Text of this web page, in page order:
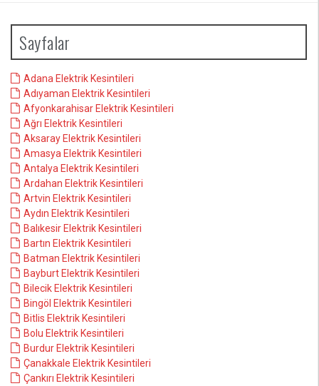
Sayfalar
Adana Elektrik Kesintileri
Adıyaman Elektrik Kesintileri
Afyonkarahisar Elektrik Kesintileri
Ağrı Elektrik Kesintileri
Aksaray Elektrik Kesintileri
Amasya Elektrik Kesintileri
Antalya Elektrik Kesintileri
Ardahan Elektrik Kesintileri
Artvin Elektrik Kesintileri
Aydın Elektrik Kesintileri
Balıkesir Elektrik Kesintileri
Bartın Elektrik Kesintileri
Batman Elektrik Kesintileri
Bayburt Elektrik Kesintileri
Bilecik Elektrik Kesintileri
Bingöl Elektrik Kesintileri
Bitlis Elektrik Kesintileri
Bolu Elektrik Kesintileri
Burdur Elektrik Kesintileri
Çanakkale Elektrik Kesintileri
Çankırı Elektrik Kesintileri